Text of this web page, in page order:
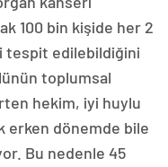
100 bin kişide her 2
tespit edilebildiğini
toplumsal
hekim, iyi huylu
erken dönemde bile
Bu nedenle 45